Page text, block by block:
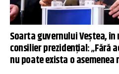
Soarta guvernului Veștea, în
consilier prezidențial: „Fără
nu poate exista o asemenea